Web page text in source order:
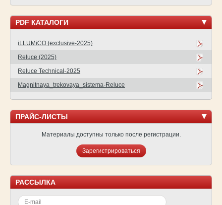
PDF КАТАЛОГИ
iLLUMiCO (exclusive-2025)
Reluce (2025)
Reluce Technical-2025
Magnitnaya_trekovaya_sistema-Reluce
ПРАЙС-ЛИСТЫ
Материалы доступны только после регистрации.
Зарегистрироваться
РАССЫЛКА